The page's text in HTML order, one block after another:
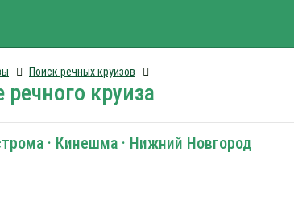
Поиск речных круизов
круиза
· Кинешма · Нижний Новгород